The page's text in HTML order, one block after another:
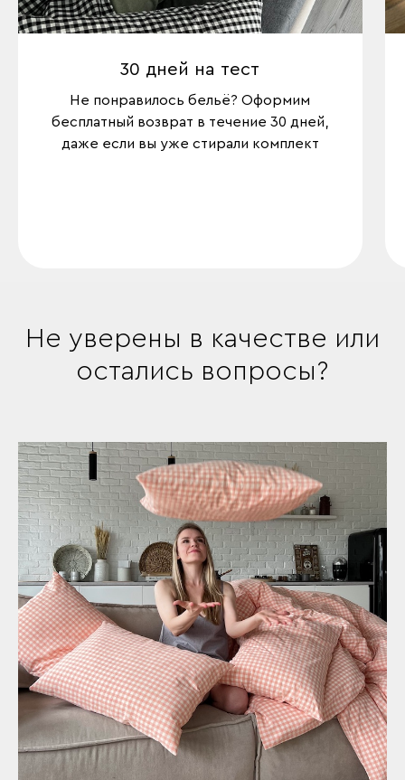
30 дней на тест
Не понравилось бельё? Оформим
бесплатный возврат в течение 30 дней,
даже если вы уже стирали комплект
Не уверены в качестве или
остались вопросы?